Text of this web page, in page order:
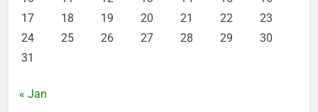
17
18 19 20 21 22
23
24
25 26 27 28 29
30
31
« Jan